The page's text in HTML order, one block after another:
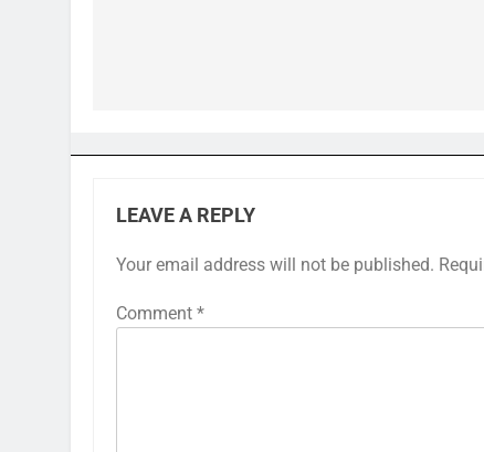
LEAVE A REPLY
Your email address will not be published.
Comment *